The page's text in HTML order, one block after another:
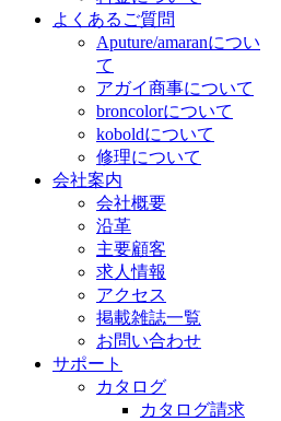
よくあるご質問
Aputure/amaranについ
て
アガイ商事について
broncolorについて
koboldについて
修理について
会社案内
会社概要
沿革
主要顧客
求人情報
アクセス
掲載雑誌一覧
お問い合わせ
サポート
カタログ
カタログ請求